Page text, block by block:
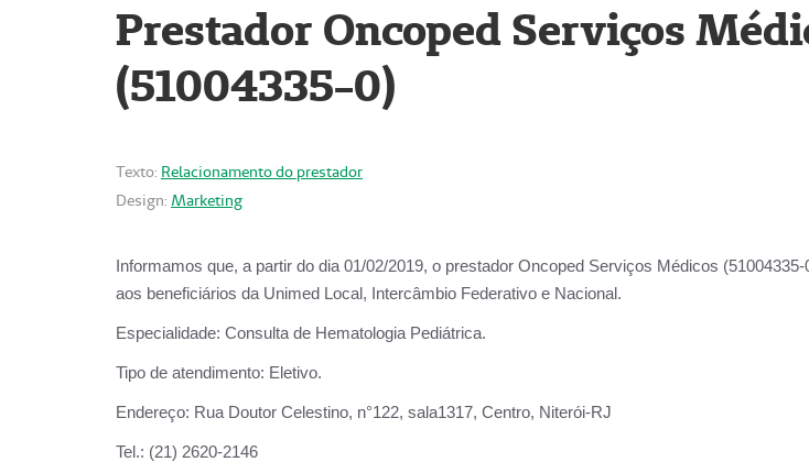
Prestador Oncoped Serviços
(51004335-0)
Texto: Relacionamento do prestador
Design: Marketing
Informamos que, a partir do dia 01/02/2019, o prestador Oncoped Serviços Médicos
aos beneficiários da Unimed Local, Intercâmbio Federativo e Nacional.
Especialidade: Consulta de Hematologia Pediátrica.
Tipo de atendimento: Eletivo.
Endereço: Rua Doutor Celestino, n°122, sala1317, Centro, Niterói-RJ
Tel.: (21) 2620-2146